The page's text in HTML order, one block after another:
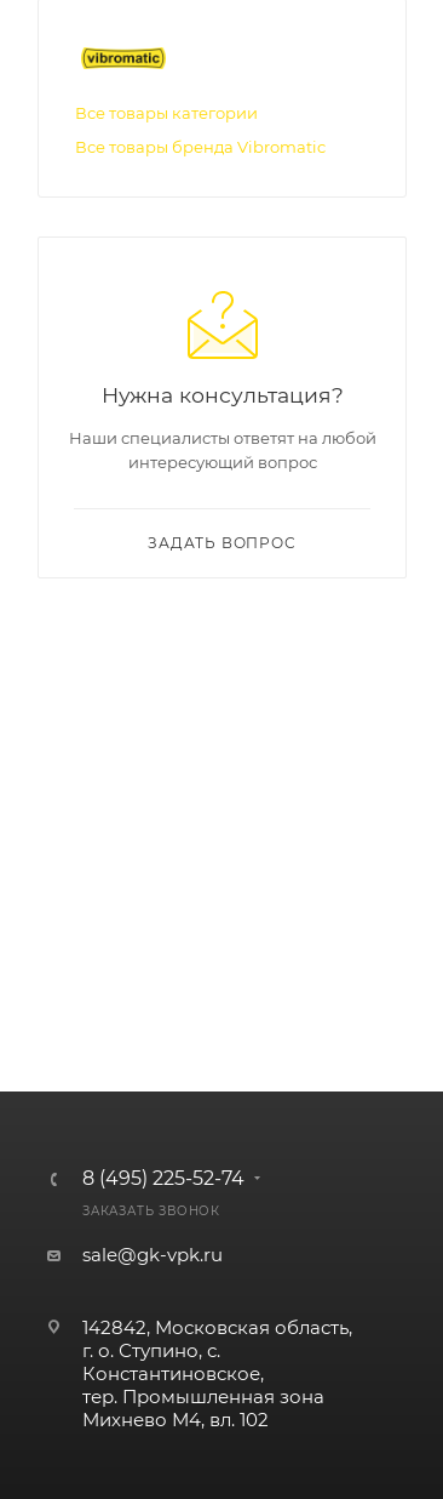
Все товары категории
Все товары бренда Vibromatic
Нужна консультация?
Наши специалисты ответят на любой
интересующий вопрос
ЗАДАТЬ ВОПРОС
8 (495) 225-52-74
ЗАКАЗАТЬ ЗВОНОК
sale@gk-vpk.ru
142842, Московская область,
г. о. Ступино, с.
Константиновское,
тер. Промышленная зона
Михнево М4, вл. 102